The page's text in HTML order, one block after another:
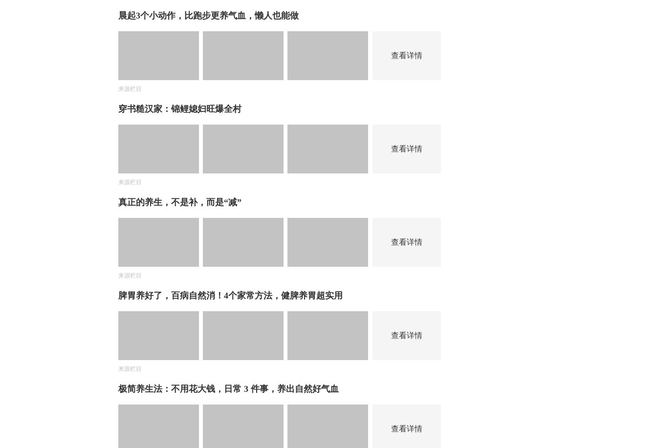
晨起3个小动作，比跑步更养气血，懒人也能做
查看详情
来源栏目
穿书糙汉家：锦鲤媳妇旺爆全村
查看详情
来源栏目
真正的养生，不是补，而是“减”
查看详情
来源栏目
脾胃养好了，百病自然消！4个家常方法，健脾养胃超实用
查看详情
来源栏目
极简养生法：不用花大钱，日常 3 件事，养出自然好气血
查看详情